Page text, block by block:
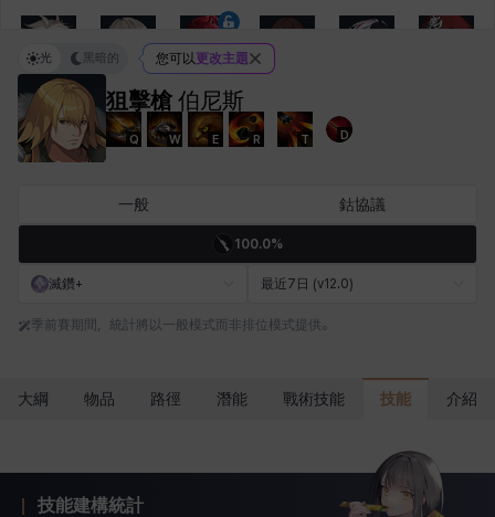
傑琪 克雷弗
妮婭 妮琪 威廉 娜汀 尤斯蒂娜 布萊爾
狙擊槍 伯尼斯
Q W E R T D
光 黑暗的 您可以更改主題
一般 鈷協議
100.0%
滅鑽+ 最近7日 (v12.0)
季前賽期間，統計將以一般模式而非排位模式提供。
大綱 物品 路徑 潛能 戰術技能 技能 介紹
技能建構統計